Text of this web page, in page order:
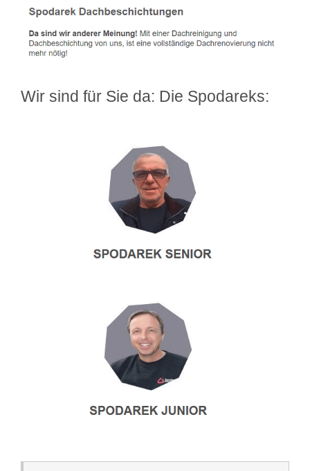
Wir sind für Sie da: Die Spodareks: